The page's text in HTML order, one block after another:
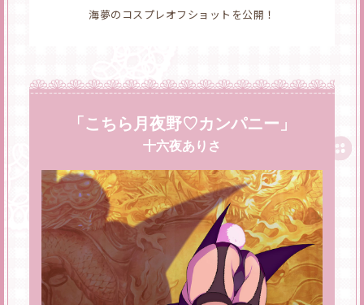
海夢のコスプレオフショットを公開！
「こちら月夜野♡カンパニー」
十六夜ありさ